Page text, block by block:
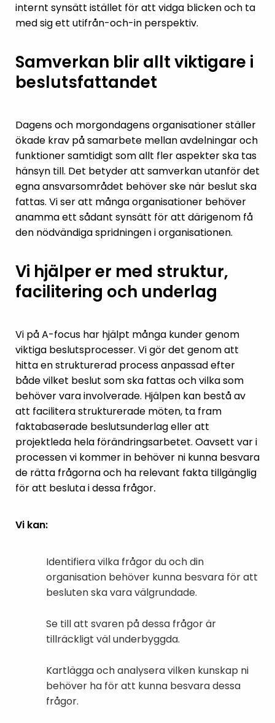
internt synsätt istället för att vidga blicken och ta
med sig ett utifrån-och-in perspektiv.
Samverkan blir allt viktigare i
beslutsfattandet
Dagens och morgondagens organisationer ställer
ökade krav på samarbete mellan avdelningar och
funktioner samtidigt som allt fler aspekter ska tas
hänsyn till. Det betyder att samverkan utanför det
egna ansvarsområdet behöver ske när beslut ska
fattas. Vi ser att många organisationer behöver
anamma ett sådant synsätt för att därigenom få
den nödvändiga spridningen i organisationen.
Vi hjälper er med struktur,
facilitering och underlag
Vi på A-focus har hjälpt många kunder genom
viktiga beslutsprocesser. Vi gör det genom att
hitta en strukturerad process anpassad efter
både vilket beslut som ska fattas och vilka som
behöver vara involverade. Hjälpen kan bestå av
att facilitera strukturerade möten, ta fram
faktabaserade beslutsunderlag eller att
projektleda hela förändringsarbetet. Oavsett var i
processen vi kommer in behöver ni kunna besvara
de rätta frågorna och ha relevant fakta tillgänglig
för att besluta i dessa frågor.
Vi kan:
Identifiera vilka frågor du och din
organisation behöver kunna besvara för att
besluten ska vara välgrundade.
Se till att svaren på dessa frågor är
tillräckligt väl underbyggda.
Kartlägga och analysera vilken kunskap ni
behöver ha för att kunna besvara dessa
frågor.